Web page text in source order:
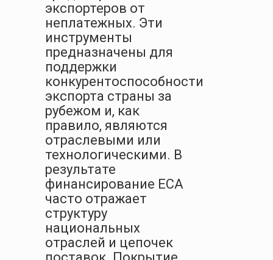
экспортеров от
неплатежных. Эти
инструменты
предназначены для
поддержки
конкурентоспособности
экспорта страны за
рубежом и, как
правило, являются
отраслевыми или
технологическими. В
результате
финансирование ECA
часто отражает
структуру
национальных
отраслей и цепочек